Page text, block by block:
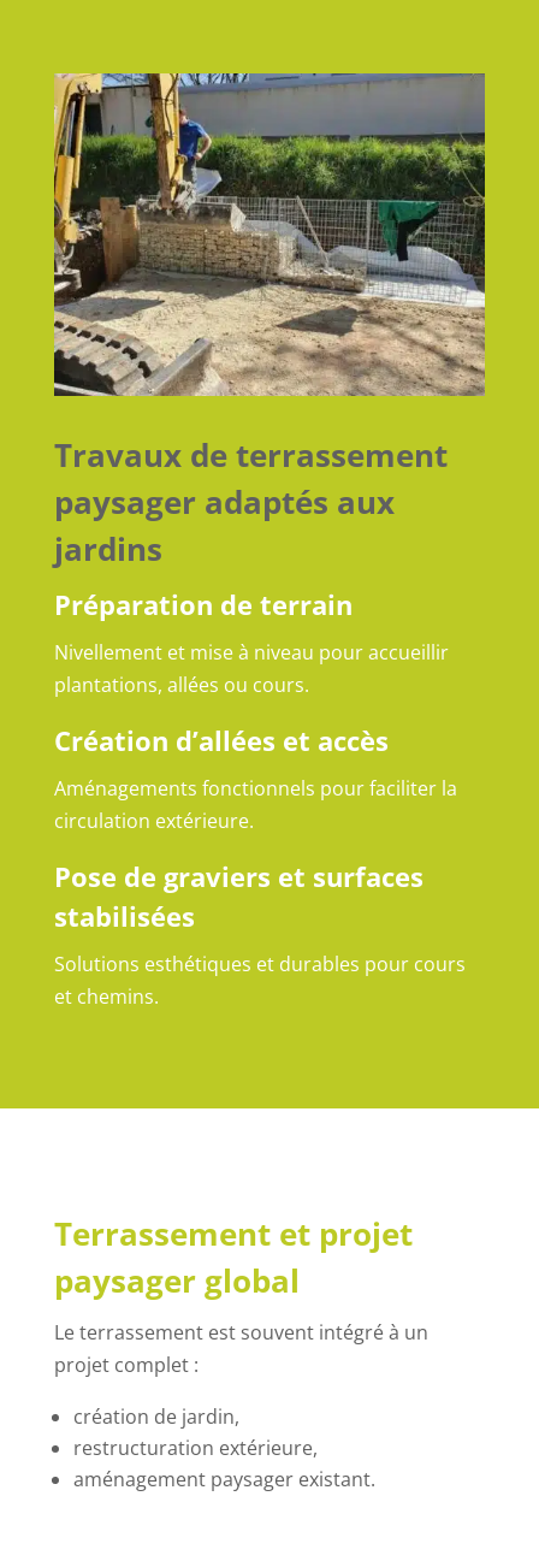
Travaux de terrassement
paysager adaptés aux
jardins
Préparation de terrain
Nivellement et mise à niveau pour accueillir
plantations, allées ou cours.
Création d’allées et accès
Aménagements fonctionnels pour faciliter la
circulation extérieure.
Pose de graviers et surfaces
stabilisées
Solutions esthétiques et durables pour cours
et chemins.
Terrassement et projet
paysager global
Le terrassement est souvent intégré à un
projet complet :
création de jardin,
restructuration extérieure,
aménagement paysager existant.